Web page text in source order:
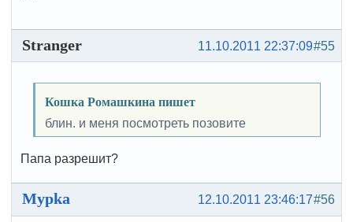
#55
11.10.2011 22:37:09
Stranger
Кошка Ромашкина пишет
блин. и меня посмотреть позовите
Папа разрешит?
#56
12.10.2011 23:46:17
Mypka